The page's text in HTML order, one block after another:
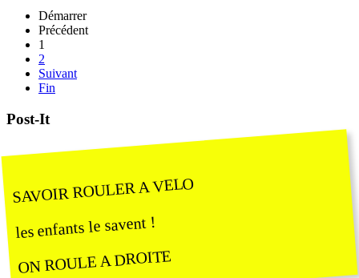
Démarrer
Précédent
1
2
Suivant
Fin
Post-It
SAVOIR ROULER A VELO
les enfants le savent !
ON ROULE A DROITE